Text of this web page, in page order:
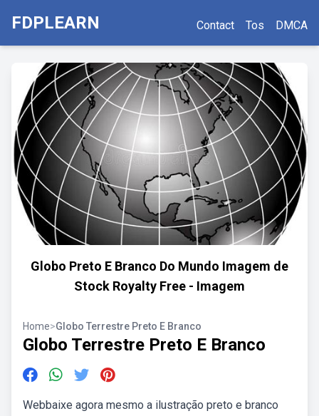
FDPLEARN Contact Tos DMCA
Globo Preto E Branco Do Mundo Imagem de
Stock Royalty Free - Imagem
Home>Globo Terrestre Preto E Branco
Globo Terrestre Preto E Branco
Webbaixe agora mesmo a ilustração preto e branco